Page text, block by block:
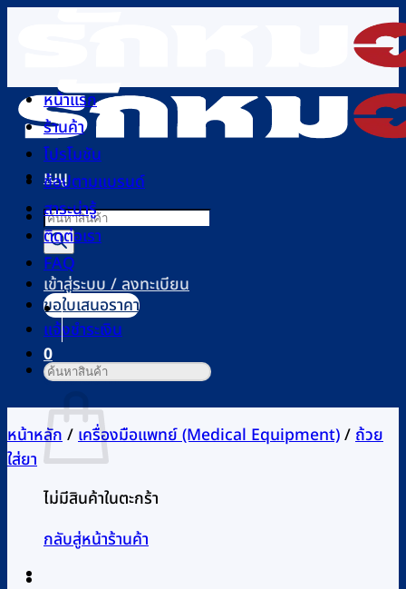
เนื้อหา
เมนู
Products
search
เข้าสู่ระบบ / ลงทะเบียน
0
ตะกร้าสินค้า
ไม่มีสินค้าในตะกร้า
กลับสู่หน้าร้านค้า
หน้าแรก
ร้านค้า
โปรโมชัน
ช้อปตามแบรนด์
สาระน่ารู้
ติดต่อเรา
FAQ
ขอใบเสนอราคา
แจ้งชำระเงิน
ค้นหา:
หน้าหลัก/เครื่องมือแพทย์ (Medical Equipment)/ถ้วย
ใส่ยา